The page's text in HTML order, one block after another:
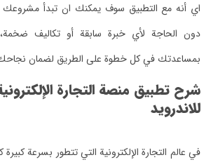
اي أنه مع التطبيق سوف يمكنك ان تبدأ مشروعك
دون الحاجة لأي خبرة سابقة أو تكاليف
بمساعدتك في كل خطوة على الطريق لضمان
شرح تطبيق منصة التجارة
للاندرويد
في عالم التجارة الإلكترونية التي تتطور بسرعة